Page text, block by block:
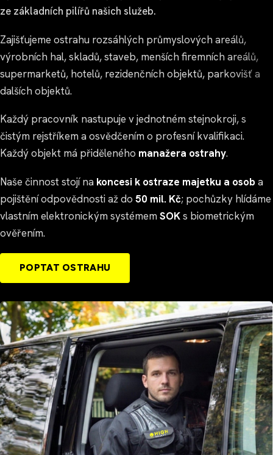
ze základních pilířů našich služeb.
Zajišťujeme ostrahu rozsáhlých průmyslových areálů,
výrobních hal, skladů, staveb, menších firemních areálů,
supermarketů, hotelů, rezidenčních objektů, parkovišť a
dalších objektů.
Každý pracovník nastupuje v jednotném stejnokroji, s
čistým rejstříkem a osvědčením o profesní kvalifikaci.
Každý objekt má přiděleného manažera ostrahy.
Naše činnost stojí na koncesi k ostraze majetku a osob a
pojištění odpovědnosti až do 50 mil. Kč; pochůzky hlídáme
vlastním elektronickým systémemSOKs biometrickým
ověřením.
POPTAT OSTRAHU